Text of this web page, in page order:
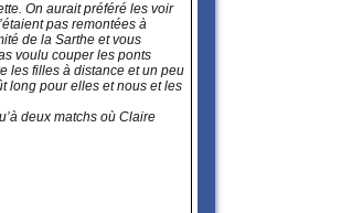
On aurait préféré les voir
pas remontées à
de la Sarthe et vous
voulu couper les ponts
les filles à distance et un peu
long pour elles et nous et les
deux matchs où Claire